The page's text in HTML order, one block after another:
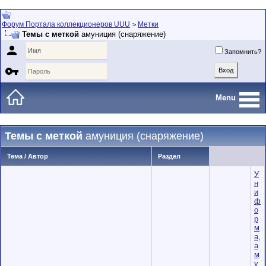
Форум Портала коллекционеров UUU > Метки
Темы с меткой амуниция (снаряжение)
 Запомнить?

Menu
Темы с меткойамуниция (снаряжение)
Тема / Автор Раздел
У
н
и
ф
о
р
м
а,
а
м
у